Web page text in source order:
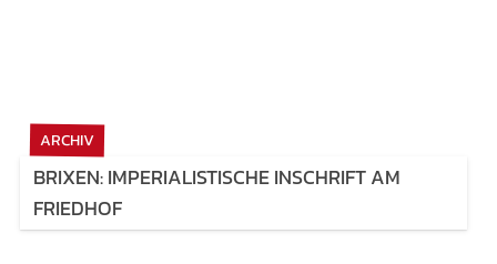
ARCHIV
BRIXEN: IMPERIALISTISCHE INSCHRIFT AM
FRIEDHOF